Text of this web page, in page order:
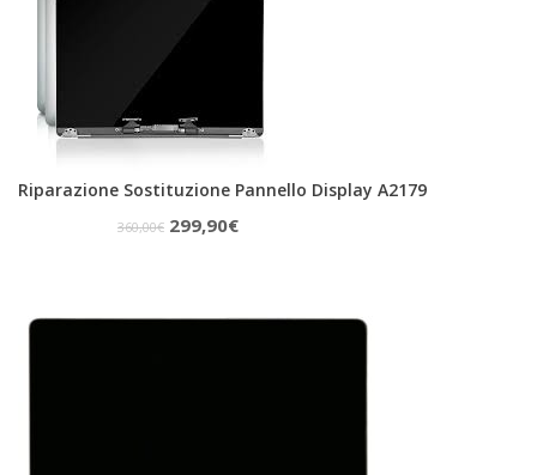
Riparazione Sostituzione Pannello Display A2179
360,00€ Il
era:
299,90€Il
è: